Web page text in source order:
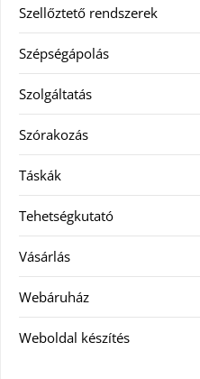
Szellőztető rendszerek
Szépségápolás
Szolgáltatás
Szórakozás
Táskák
Tehetségkutató
Vásárlás
Webáruház
Weboldal készítés